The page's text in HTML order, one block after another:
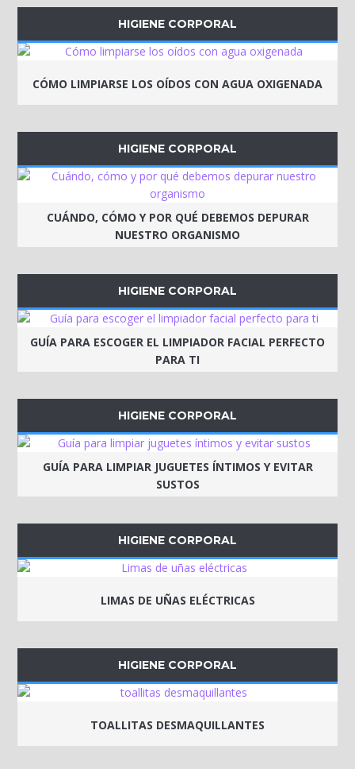
HIGIENE CORPORAL
CÓMO LIMPIARSE LOS OÍDOS CON AGUA OXIGENADA
HIGIENE CORPORAL
CUÁNDO, CÓMO Y POR QUÉ DEBEMOS DEPURAR
NUESTRO ORGANISMO
HIGIENE CORPORAL
GUÍA PARA ESCOGER EL LIMPIADOR FACIAL PERFECTO
PARA TI
HIGIENE CORPORAL
GUÍA PARA LIMPIAR JUGUETES ÍNTIMOS Y EVITAR
SUSTOS
HIGIENE CORPORAL
LIMAS DE UÑAS ELÉCTRICAS
HIGIENE CORPORAL
TOALLITAS DESMAQUILLANTES